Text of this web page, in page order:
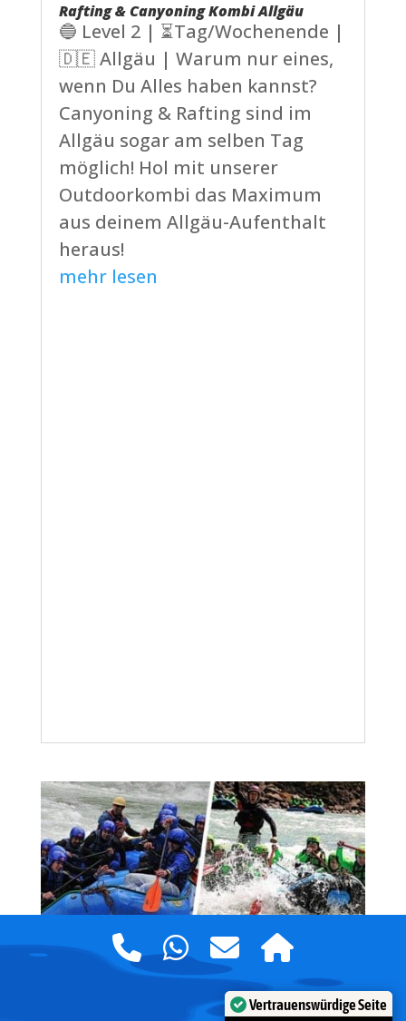
Rafting & Canyoning Kombi Allgäu
🔵 Level 2 | ⏳Tag/Wochenende |
🇩🇪 Allgäu | Warum nur eines,
wenn Du Alles haben kannst?
Canyoning & Rafting sind im
Allgäu sogar am selben Tag
möglich! Hol mit unserer
Outdoorkombi das Maximum
aus deinem Allgäu-Aufenthalt
heraus!
mehr lesen
Vertrauenswürdige Seite
Verifiziert von:Trustindex